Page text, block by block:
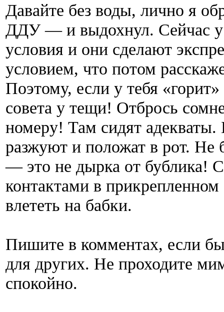
Давайте без воды, лично я
ДДУ — и выдохнул. Сейчас
условия и они сделают
условием, что потом
Поэтому, если у тебя
совета у тещи! Отбрось
номеру! Там сидят адекваты.
разжуют и положат в рот.
— это не дырка от бублика!
контактами в
влететь на бабки.
Пишите в комментах, если
для других. Не проходите
спокойно.